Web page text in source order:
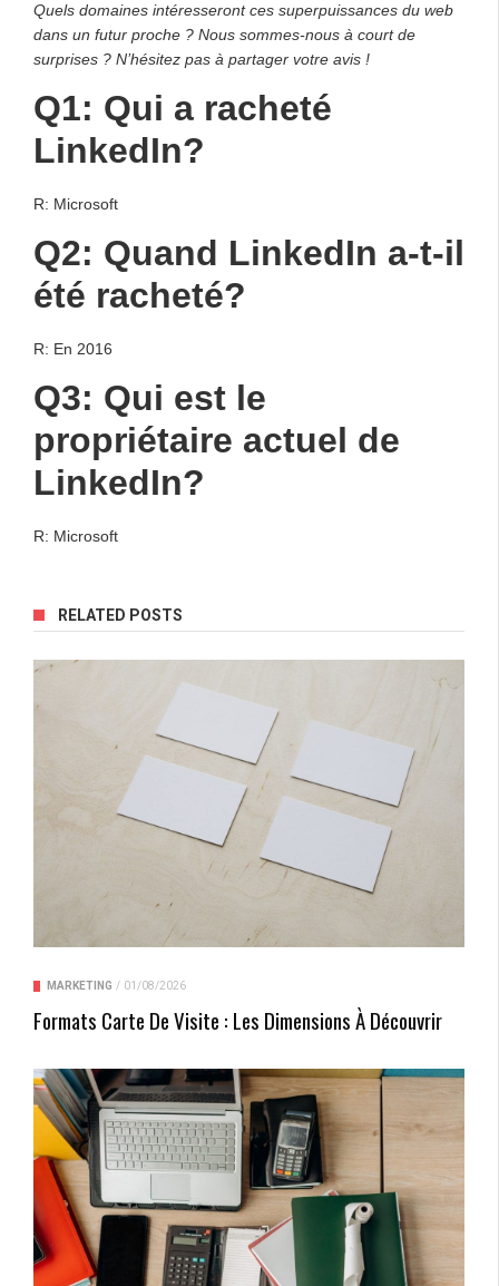
Quels domaines intéresseront ces superpuissances du web
dans un futur proche ? Nous sommes-nous à court de
surprises ? N’hésitez pas à partager votre avis !
Q1: Qui a racheté
LinkedIn?
R: Microsoft
Q2: Quand LinkedIn a-t-il
été racheté?
R: En 2016
Q3: Qui est le
propriétaire actuel de
LinkedIn?
R: Microsoft
RELATED POSTS
MARKETING / 01/08/2026
Formats Carte De Visite : Les Dimensions À Découvrir